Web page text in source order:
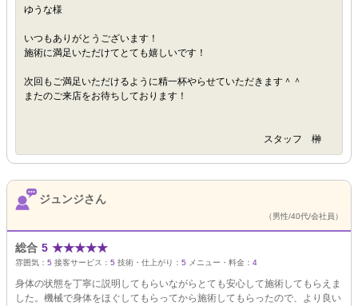
ゆうな様
いつもありがとうございます！
施術に満足いただけてとても嬉しいです！
次回もご満足いただけるように精一杯やらせていただきます＾＾
またのご来店をお待ちしております！
スタッフ 榊
ジュンジさん
（男性/40代/会社員）
総合 5 ★★★★★
雰囲気： 5 接客サービス： 5 技術・仕上がり： 5 メニュー・料金： 4
身体の状態を丁寧に説明してもらいながらとても安心して施術してもらえま
した。機械で身体をほぐしてもらってから施術してもらったので、より良い